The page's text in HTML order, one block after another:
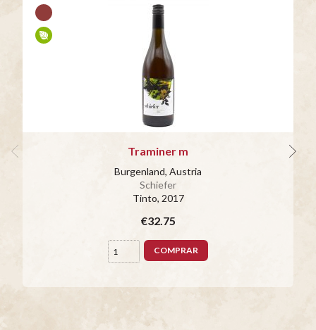
Traminer m
Burgenland, Austria
Schiefer
Tinto, 2017
€32.75
COMPRAR